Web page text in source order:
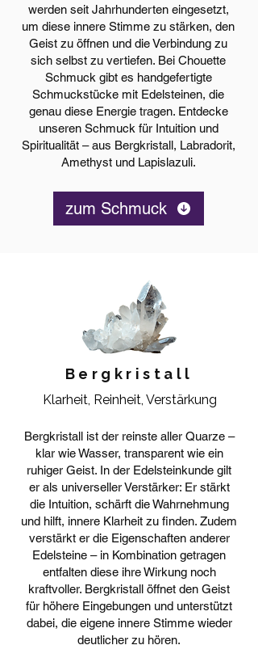
werden seit Jahrhunderten eingesetzt,
um diese innere Stimme zu stärken, den
Geist zu öffnen und die Verbindung zu
sich selbst zu vertiefen. Bei Chouette
Schmuck gibt es handgefertigte
Schmuckstücke mit Edelsteinen, die
genau diese Energie tragen. Entdecke
unseren Schmuck für Intuition und
Spiritualität – aus Bergkristall, Labradorit,
Amethyst und Lapislazuli.
zum Schmuck
Bergkristall
Klarheit, Reinheit, Verstärkung
Bergkristall ist der reinste aller Quarze –
klar wie Wasser, transparent wie ein
ruhiger Geist. In der Edelsteinkunde gilt
er als universeller Verstärker: Er stärkt
die Intuition, schärft die Wahrnehmung
und hilft, innere Klarheit zu finden. Zudem
verstärkt er die Eigenschaften anderer
Edelsteine – in Kombination getragen
entfalten diese ihre Wirkung noch
kraftvoller. Bergkristall öffnet den Geist
für höhere Eingebungen und unterstützt
dabei, die eigene innere Stimme wieder
deutlicher zu hören.